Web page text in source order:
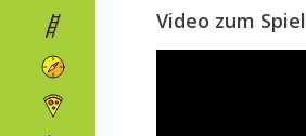
Video zum Spiel